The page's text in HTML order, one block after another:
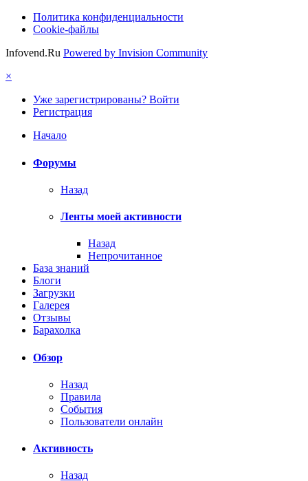
Политика конфиденциальности
Cookie-файлы
Infovend.Ru Powered by Invision Community
×
Уже зарегистрированы? Войти
Регистрация
Начало
Форумы
Назад
Ленты моей активности
Назад
Непрочитанное
База знаний
Блоги
Загрузки
Галерея
Отзывы
Барахолка
Обзор
Назад
Правила
События
Пользователи онлайн
Активность
Назад